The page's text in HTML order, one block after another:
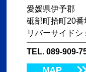
愛媛県伊予郡
砥部町拾町20番
リバーサイド
TEL. 089-909-